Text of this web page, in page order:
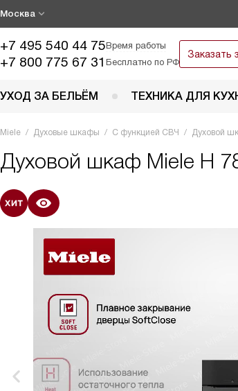
Москва
+7 495 540 44 75Время работы
+7 800 775 67 31 Бесплатно по РФ
Заказать
УХОД ЗА БЕЛЬЁМ ТЕХНИКА ДЛЯ
Miele Духовые шкафы С функцией СВЧ Духовой
Духовой шкаф Miele H